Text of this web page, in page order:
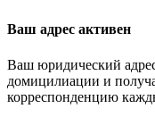
Ваш адрес активен
Ваш юридический
домицилиации и
корреспонденцию